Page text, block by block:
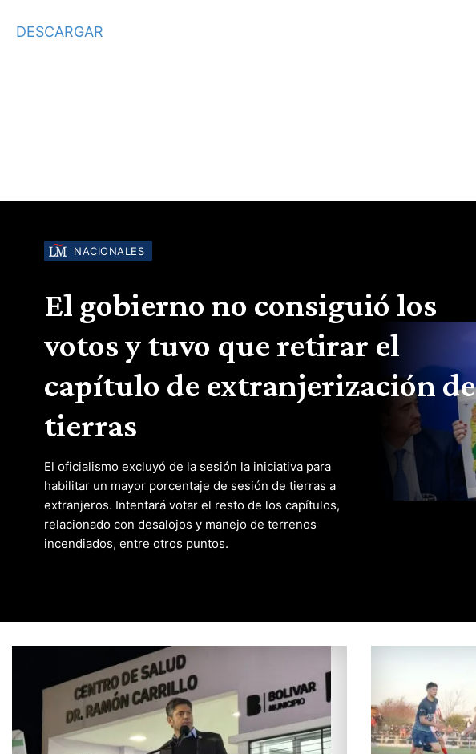
DESCARGAR
NACIONALES
El gobierno no consiguió los
votos y tuvo que retirar el
capítulo de extranjerización de
tierras
El oficialismo excluyó de la sesión la iniciativa para
habilitar un mayor porcentaje de sesión de tierras a
extranjeros. Intentará votar el resto de los capítulos,
relacionado con desalojos y manejo de terrenos
incendiados, entre otros puntos.